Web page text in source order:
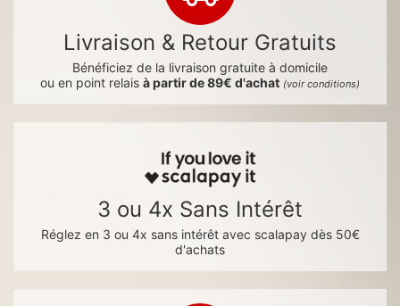
Livraison & Retour Gratuits
Bénéficiez de la livraison gratuite à domicile
ou en point relais à partir de 89€ d'achat (voir conditions)
3 ou 4x Sans Intérêt
Réglez en 3 ou 4x sans intérêt avec scalapay dès 50€
d'achats